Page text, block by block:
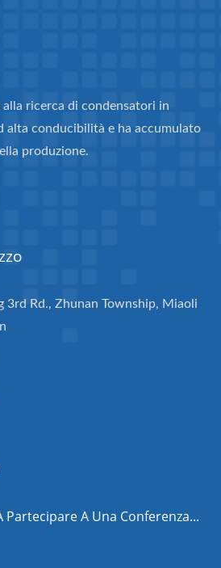
ricerca di condensatori in
alta conducibilità e ha accumulato
produzione.
3rd Rd., Zhunan Township, Miaoli
Partecipare A Una Conferenza...